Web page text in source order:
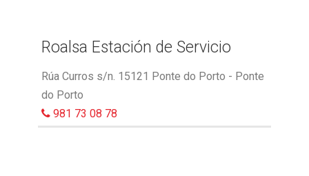
Roalsa Estación de Servicio
Rúa Curros s/n. 15121 Ponte do Porto - Ponte
do Porto
981 73 08 78